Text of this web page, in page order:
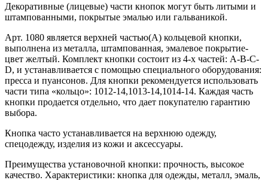
Декоративные (лицевые) части кнопок могут быть литыми и
штампованными, покрытые эмалью или гальваникой.
Арт. 1080 является верхней частью(А) кольцевой кнопки,
выполнена из металла, штампованная, эмалевое покрытие-
цвет желтый. Комплект кнопки состоит из 4-х частей: А-В-С-
D, и устанавливается с помощью специального оборудования:
пресса и пуансонов. Для кнопки рекомендуется использовать
части типа «кольцо»: 1012-14,1013-14,1014-14. Каждая часть
кнопки продается отдельно, что дает покупателю гарантию
выбора.
Кнопка часто устанавливается на верхнюю одежду,
спецодежду, изделия из кожи и аксессуары.
Преимущества установочной кнопки: прочность, высокое
качество. Характеристики: кнопка для одежды, металл, эмаль,